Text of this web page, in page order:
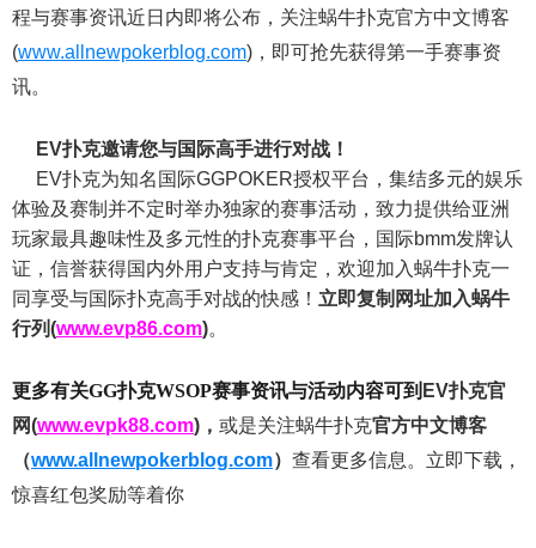
程与赛事资讯近日内即将公布，关注蜗牛扑克官方中文博客
(www.allnewpokerblog.com)，即可抢先获得第一手赛事资
讯。
EV扑克邀请您与国际高手进行对战！
EV扑克为知名国际GGPOKER授权平台，集结多元的娱乐
体验及赛制并不定时举办独家的赛事活动，致力提供给亚洲
玩家最具趣味性及多元性的扑克赛事平台，国际bmm发牌认
证，信誉获得国内外用户支持与肯定，欢迎加入蜗牛扑克一
同享受与国际扑克高手对战的快感！ 立即复制网址加入蜗牛
行列(www.evp86.com)。
更多有关GG扑克WSOP赛事资讯与活动内容可到 EV扑克官
网(www.evpk88.com) ， 或是关注蜗牛扑克官方中文博客
（www.allnewpokerblog.com） 查看更多信息。立即下载，
惊喜红包奖励等着你